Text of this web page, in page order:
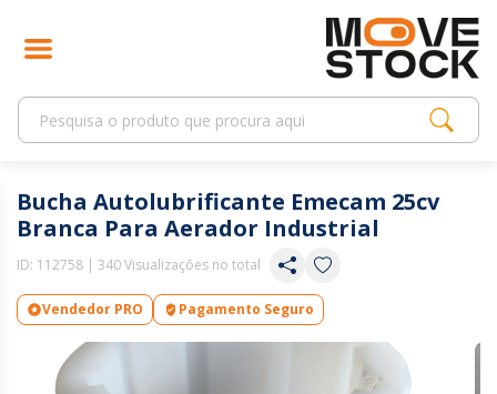
Bucha Autolubrificante Emecam 25cv
Branca Para Aerador Industrial
ID: 112758 | 340 Visualizações no total
Vendedor PRO Pagamento Seguro